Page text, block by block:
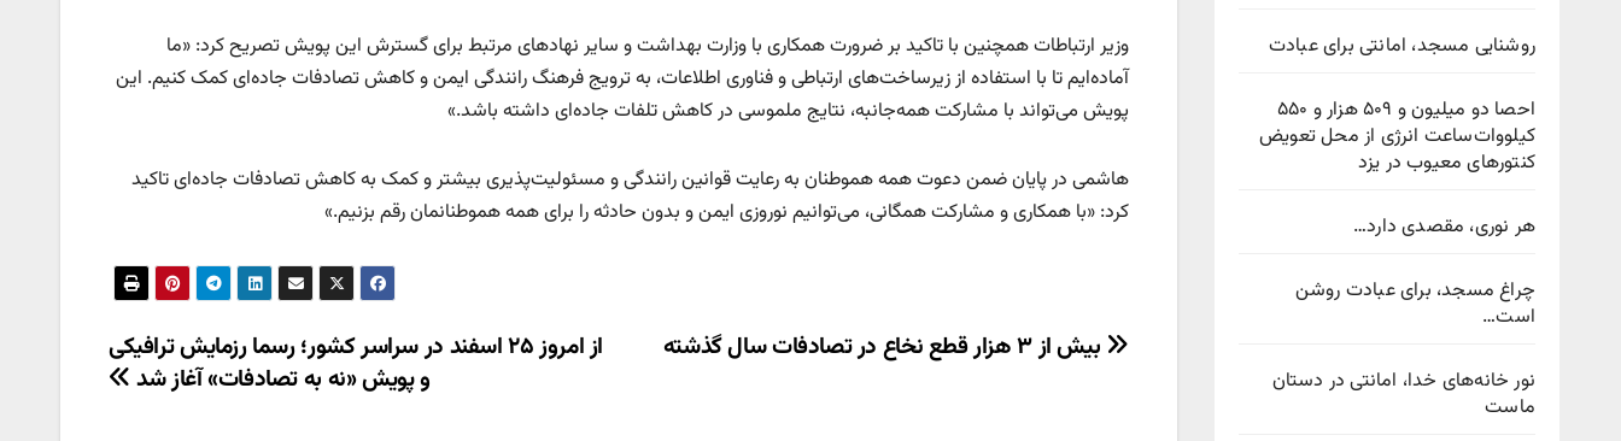
روشنایی مسجد، امانتی برای عبادت
احصا دو میلیون و ۵۰۹ هزار و ۵۵۰
کیلووات‌ساعت انرژی از محل تعویض
کنتورهای معیوب در یزد
هر نوری، مقصدی دارد…
چراغ مسجد، برای عبادت روشن
است…
نور خانه‌های خدا، امانتی در دستان
ماست
وزیر ارتباطات همچنین با تاکید بر ضرورت همکاری با وزارت بهداشت و سایر نهادهای مرتبط برای گسترش این پویش تصریح کرد: «ما
آماده‌ایم تا با استفاده از زیرساخت‌های ارتباطی و فناوری اطلاعات، به ترویج فرهنگ رانندگی ایمن و کاهش تصادفات جاده‌ای کمک کنیم. این
پویش می‌تواند با مشارکت همه‌جانبه، نتایج ملموسی در کاهش تلفات جاده‌ای داشته باشد.»
هاشمی در پایان ضمن دعوت همه هموطنان به رعایت قوانین رانندگی و مسئولیت‌پذیری بیشتر و کمک به کاهش تصادفات جاده‌ای تاکید
کرد: «با همکاری و مشارکت همگانی، می‌توانیم نوروزی ایمن و بدون حادثه را برای همه هموطنانمان رقم بزنیم.»
راهبری
از امروز ۲۵ اسفند در سراسر کشور؛ رسما رزمایش ترافیکی
و پویش «نه به تصادفات» آغاز شد
بیش از ۳ هزار قطع‌ نخاع در تصادفات سال گذشته